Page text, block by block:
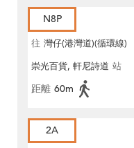
N8P
往 灣仔(港灣道)(循環線)
崇光百貨, 軒尼詩道 站
距離 60m
2A